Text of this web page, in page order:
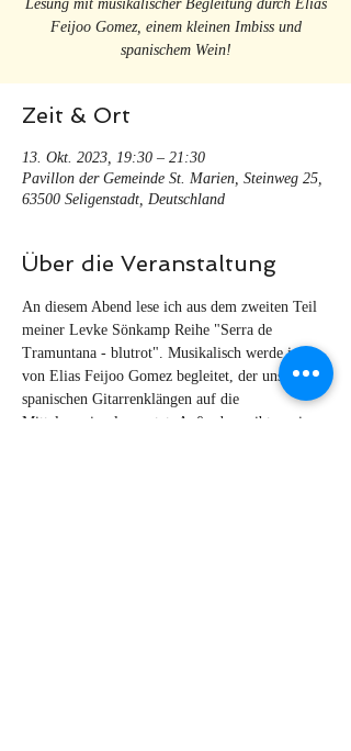
Lesung mit musikalischer Begleitung durch Elias
Feijoo Gomez, einem kleinen Imbiss und
spanischem Wein!
Zeit & Ort
13. Okt. 2023, 19:30 – 21:30
Pavillon der Gemeinde St. Marien, Steinweg 25,
63500 Seligenstadt, Deutschland
Über die Veranstaltung
An diesem Abend lese ich aus dem zweiten Teil
meiner Levke Sönkamp Reihe "Serra de
Tramuntana - blutrot". Musikalisch werde ich
von Elias Feijoo Gomez begleitet, der uns mit
spanischen Gitarrenklängen auf die
Mittelmeerinsel versetzt. Außerdem gibt es einen